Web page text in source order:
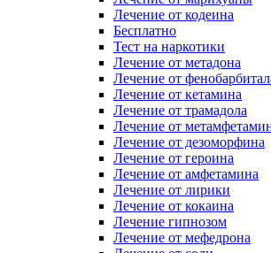
Лечение от кодеина
Бесплатно
Тест на наркотики
Лечение от метадона
Лечение от
Лечение от кетамина
Лечение от трамадола
Лечение от
Лечение от дезоморфина
Лечение от героина
Лечение от амфетамина
Лечение от лирики
Лечение от кокаина
Лечение гипнозом
Лечение от мефедрона